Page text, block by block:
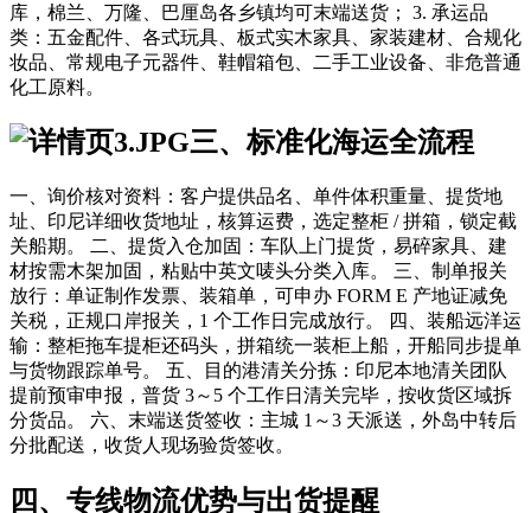
库，棉兰、万隆、巴厘岛各乡镇均可末端送货； 3. 承运品
类：五金配件、各式玩具、板式实木家具、家装建材、合规化
妆品、常规电子元器件、鞋帽箱包、二手工业设备、非危普通
化工原料。
三、标准化海运全流程
一、询价核对资料：客户提供品名、单件体积重量、提货地
址、印尼详细收货地址，核算运费，选定整柜 / 拼箱，锁定截
关船期。 二、提货入仓加固：车队上门提货，易碎家具、建
材按需木架加固，粘贴中英文唛头分类入库。 三、制单报关
放行：单证制作发票、装箱单，可申办 FORM E 产地证减免
关税，正规口岸报关，1 个工作日完成放行。 四、装船远洋运
输：整柜拖车提柜还码头，拼箱统一装柜上船，开船同步提单
与货物跟踪单号。 五、目的港清关分拣：印尼本地清关团队
提前预审申报，普货 3～5 个工作日清关完毕，按收货区域拆
分货品。 六、末端送货签收：主城 1～3 天派送，外岛中转后
分批配送，收货人现场验货签收。
四、专线物流优势与出货提醒